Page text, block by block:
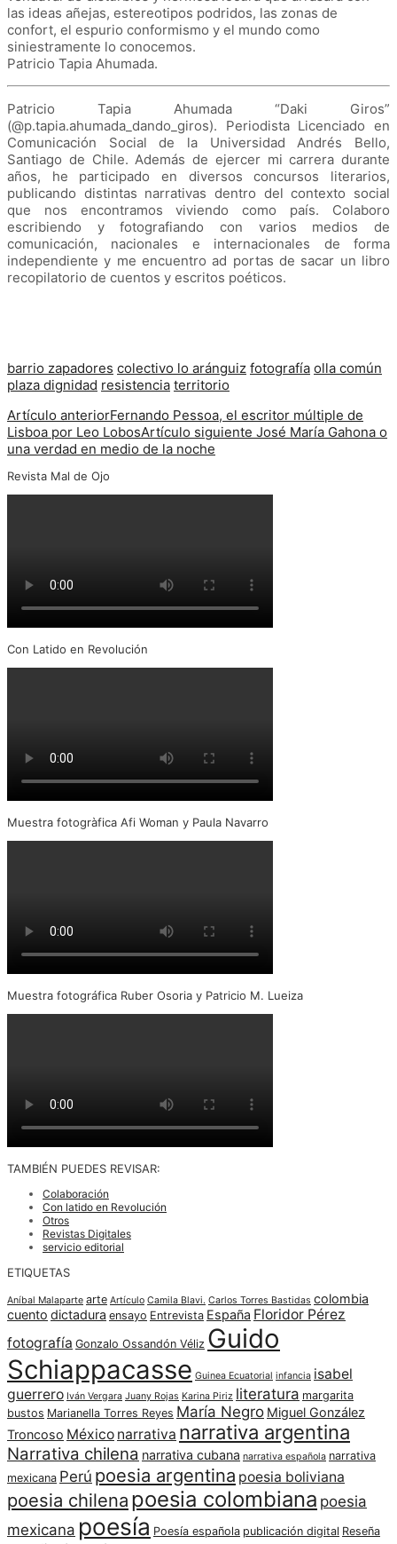
las ideas añejas, estereotipos podridos, las zonas de
confort, el espurio conformismo y el mundo como
siniestramente lo conocemos.
Patricio Tapia Ahumada.
Patricio Tapia Ahumada “Daki Giros”
(@p.tapia.ahumada_dando_giros). Periodista Licenciado en
Comunicación Social de la Universidad Andrés Bello,
Santiago de Chile. Además de ejercer mi carrera durante
años, he participado en diversos concursos literarios,
publicando distintas narrativas dentro del contexto social
que nos encontramos viviendo como país. Colaboro
escribiendo y fotografiando con varios medios de
comunicación, nacionales e internacionales de forma
independiente y me encuentro ad portas de sacar un libro
recopilatorio de cuentos y escritos poéticos.
barrio zapadores colectivo lo aránguiz fotografía olla común
plaza dignidad resistencia territorio
Artículo anteriorFernando Pessoa, el escritor múltiple de
Lisboa por Leo LobosArtículo siguiente José María Gahona o
una verdad en medio de la noche
Revista Mal de Ojo
Con Latido en Revolución
Muestra fotogràfica Afi Woman y Paula Navarro
Muestra fotográfica Ruber Osoria y Patricio M. Lueiza
TAMBIÉN PUEDES REVISAR:
Colaboración
Con latido en Revolución
Otros
Revistas Digitales
servicio editorial
ETIQUETAS
Aníbal Malaparte arte Artículo Camila Blavi. Carlos Torres Bastidas colombia
cuento dictadura ensayo Entrevista España Floridor Pérez
fotografía Gonzalo Ossandón Véliz Guido
Schiappacasse Guinea Ecuatorial infancia isabel
guerrero Iván Vergara Juany Rojas Karina Piriz literatura margarita
bustos Marianella Torres Reyes María Negro Miguel González
Troncoso México narrativa narrativa argentina
Narrativa chilena narrativa cubana narrativa española narrativa
mexicana Perú poesia argentina poesia boliviana
poesia chilena poesia colombiana poesia
mexicana poesía Poesía española publicación digital Reseña